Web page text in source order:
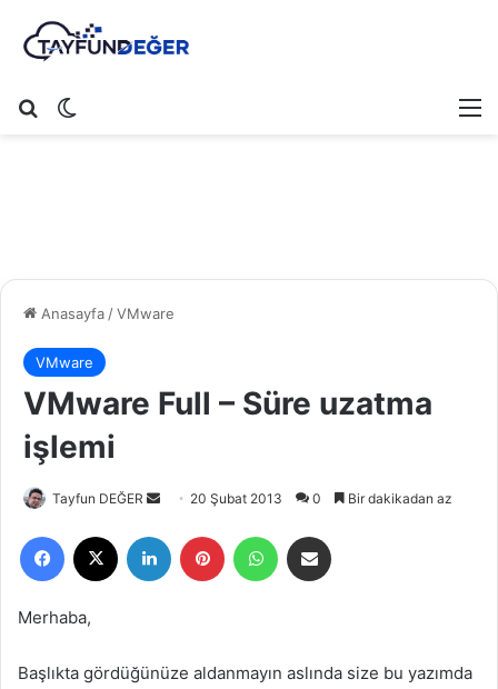
Arama yap ...
Anasayfa/VMware
VMware
VMware Full – Süre uzatma
işlemi
Tayfun DEĞER
e
20 Şubat 2013 0 Bir dakikadan az
Merhaba,
Başlıkta gördüğünüze aldanmayın aslında size bu yazımda